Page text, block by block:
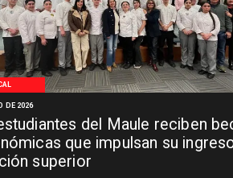
del Maule reciben
que impulsan su
superior
DE 2026